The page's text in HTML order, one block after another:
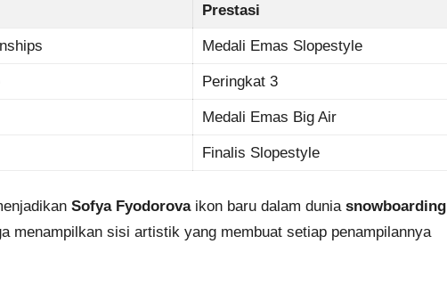
Prestasi
Medali Emas Slopestyle
Peringkat 3
Medali Emas Big Air
Finalis Slopestyle
Sofya Fyodorovaikon baru dalam dunia snowboarding
menampilkan sisi artistik yang membuat setiap penampilannya